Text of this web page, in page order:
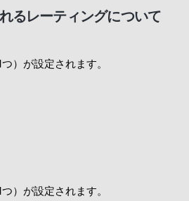
るレーティングについて
）が設定されます。
）が設定されます。